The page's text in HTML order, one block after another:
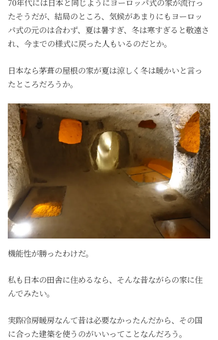
70年代には日本と同じようにヨーロッパ式の家が流行っ
たそうだが、結局のところ、気候があまりにもヨーロッ
パ式の元のは合わず、夏は暑すぎ、冬は寒すぎると敬遠さ
れ、今までの様式に戻った人もいるのだとか。
日本なら茅葺の屋根の家が夏は涼しく冬は暖かいと言っ
たところだろうか。
機能性が勝ったわけだ。
私も日本の田舎に住めるなら、そんな昔ながらの家に住
んでみたい。
実際冷房暖房なんて昔は必要なかったんだから、その国
に合った建築を使うのがいいってことなんだろう。